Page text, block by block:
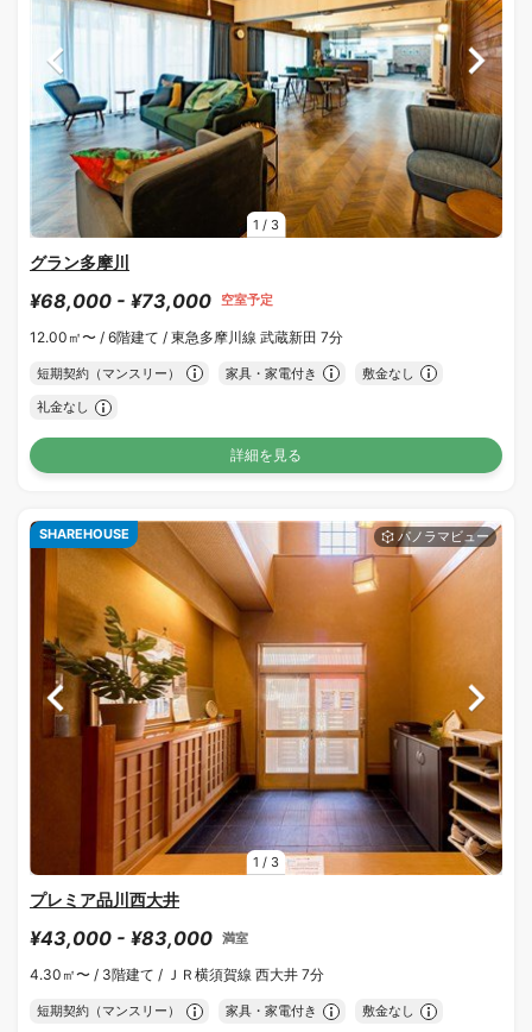
1 / 3
グラン多摩川
¥68,000 - ¥73,000 空室予定
12.00㎡〜 / 6階建て / 東急多摩川線 武蔵新田 7分
短期契約（マンスリー） 家具・家電付き 敷金なし
礼金なし
詳細を見る
1 / 3
SHAREHOUSE
プレミア品川西大井
¥43,000 - ¥83,000 満室
4.30㎡〜 / 3階建て / ＪＲ横須賀線 西大井 7分
短期契約（マンスリー） 家具・家電付き 敷金なし